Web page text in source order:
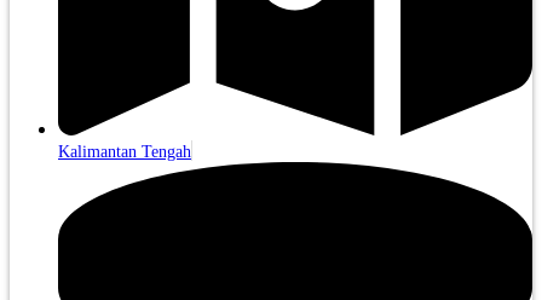
Kalimantan Tengah